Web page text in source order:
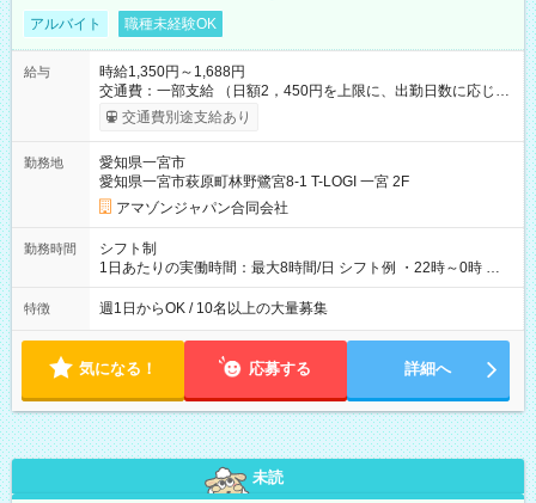
アルバイト 職種未経験OK
給与
時給1,350円～1,688円
交通費：一部支給 （日額2，450円を上限に、出勤日数に応じて
実費支給） ※22:00～翌5:00までは時給25%UP！ ■給与前払い
制度あり ※前払い額の上限あり、手数料無料（Amazon負担）
交通費別途支給あり
勤務地
愛知県一宮市
愛知県一宮市萩原町林野鷺宮8-1 T-LOGI 一宮 2F
アマゾンジャパン合同会社
勤務時間
シフト制
1日あたりの実働時間：最大8時間/日 シフト例 ・22時～0時 入
社後、就業可能シフトをご確認の上、申請してください。
特徴 週1日からOK / 10名以上の大量募集
気になる！ 応募する 詳細へ
未読